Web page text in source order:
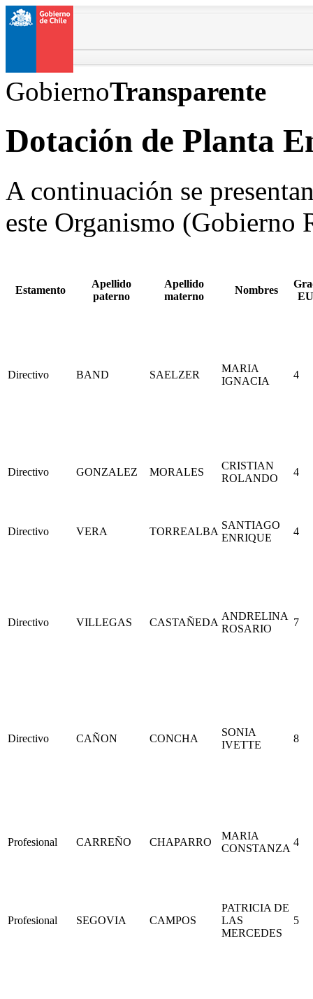
GobiernoTransparente
Dotación de Planta
A continuación se
este Organismo (Gobierno
Estamento
Apellido
paterno
Apellido
materno
Nombres
Directivo BAND SAELZER
MARIA
IGNACIA
4
Directivo GONZALEZ MORALES
CRISTIAN
ROLANDO
4
Directivo VERA TORREALBA
SANTIAGO
ENRIQUE
4
Directivo VILLEGAS CASTAÑEDA
ANDRELINA
ROSARIO
7
Directivo CAÑON CONCHA
SONIA
IVETTE
8
Profesional CARREÑO CHAPARRO
MARIA
CONSTANZA
4
Profesional SEGOVIA CAMPOS
PATRICIA DE
LAS
MERCEDES
5